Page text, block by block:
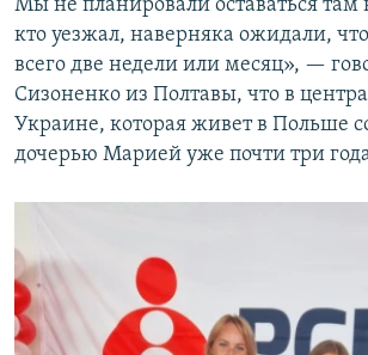
Мы не планировали оставаться там
кто уезжал, наверняка ожидали,
всего две недели или месяц», —
Сизоненко из Полтавы, что в
Украине, которая живет в Польше
дочерью Марией уже почти три